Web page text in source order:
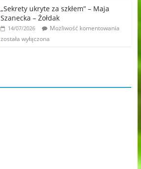
„Sekrety ukryte za szkłem” – Maja
Szanecka – Żołdak
14/07/2026
Możliwość komentowania
została wyłączona